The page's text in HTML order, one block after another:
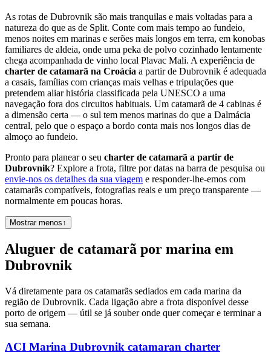
As rotas de Dubrovnik são mais tranquilas e mais voltadas para a
natureza do que as de Split. Conte com mais tempo ao fundeio,
menos noites em marinas e serões mais longos em terra, em konobas
familiares de aldeia, onde uma peka de polvo cozinhado lentamente
chega acompanhada de vinho local Plavac Mali. A experiência de
charter de catamarã na Croácia a partir de Dubrovnik é adequada
a casais, famílias com crianças mais velhas e tripulações que
pretendem aliar história classificada pela UNESCO a uma
navegação fora dos circuitos habituais. Um catamarã de 4 cabinas é
a dimensão certa — o sul tem menos marinas do que a Dalmácia
central, pelo que o espaço a bordo conta mais nos longos dias de
almoço ao fundeio.
Pronto para planear o seu charter de catamarã a partir de
Dubrovnik? Explore a frota, filtre por datas na barra de pesquisa ou
envie-nos os detalhes da sua viagem e responder-lhe-emos com
catamarãs compatíveis, fotografias reais e um preço transparente —
normalmente em poucas horas.
Mostrar menos↑
Aluguer de catamarã por marina em
Dubrovnik
Vá diretamente para os catamarãs sediados em cada marina da
região de Dubrovnik. Cada ligação abre a frota disponível desse
porto de origem — útil se já souber onde quer começar e terminar a
sua semana.
ACI Marina Dubrovnik catamaran charter